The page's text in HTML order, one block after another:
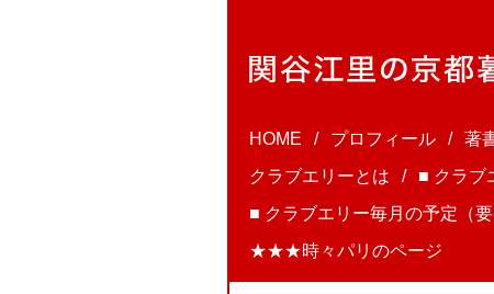
HOME プロフィール 著
クラブエリーとは
■ クラブ
■ クラブエリー毎月の予定（要
★★★時々パリのページ